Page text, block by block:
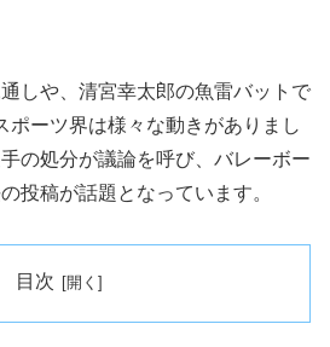
しや、清宮幸太郎の魚雷バットで
ポーツ界は様々な動きがありまし
の処分が議論を呼び、バレーボー
投稿が話題となっています。
目次